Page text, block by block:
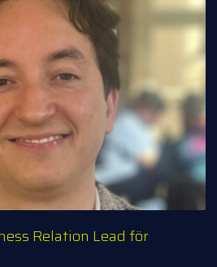
Relation Lead för